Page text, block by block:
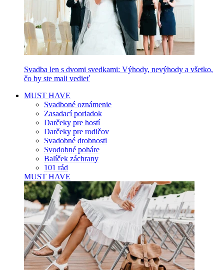
Svadba len s dvomi svedkami: Výhody, nevýhody a všetko,
čo by ste mali vedieť
MUST HAVE
Svadboné oznámenie
Zasadací poriadok
Darčeky pre hostí
Darčeky pre rodičov
Svadobné drobnosti
Svodobné poháre
Balíček záchrany
101 rád
MUST HAVE